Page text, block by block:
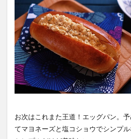
お次はこれまた王道！エッグパン。
てマヨネーズと塩コショウでシンプル